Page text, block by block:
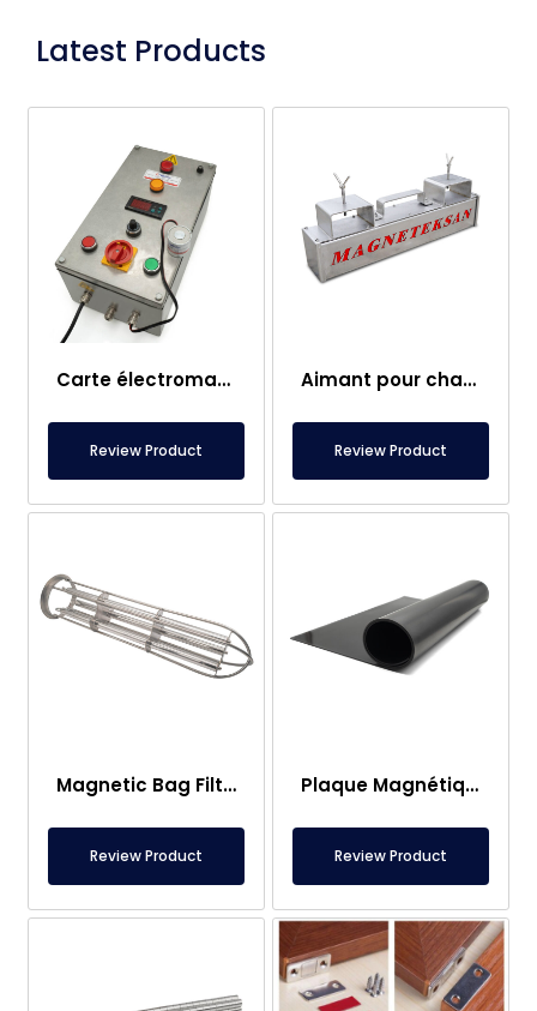
Latest Products
Carte électromagnétique
Review Product
Aimant pour chariot élévateur – Entièrement en inox – Distance effective de 10 cm – Libération facile avec poignée
Review Product
Magnetic Bag Filter Head
Review Product
Plaque Magnétique – Pour Sous Plancher – Conforme aux Normes Alimentaires
Review Product